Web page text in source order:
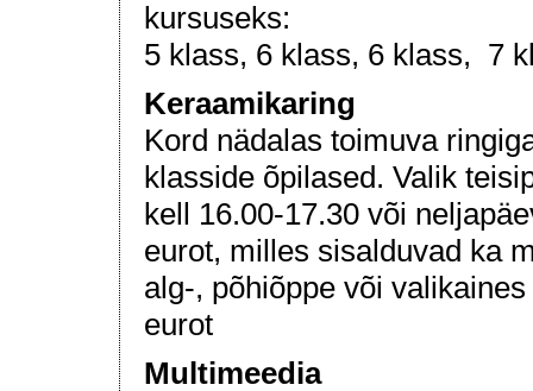
kursuseks:
5 klass, 6 klass, 6 klass, 7
Keraamikaring
Kord nädalas toimuva
klasside õpilased. Valik
kell 16.00-17.30 või
eurot, milles sisalduvad ka
alg-, põhiõppe või
eurot
Multimeedia